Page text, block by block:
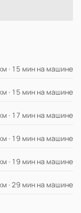
· 15 мин на машине
· 15 мин на машине
· 17 мин на машине
· 19 мин на машине
· 19 мин на машине
· 29 мин на машине